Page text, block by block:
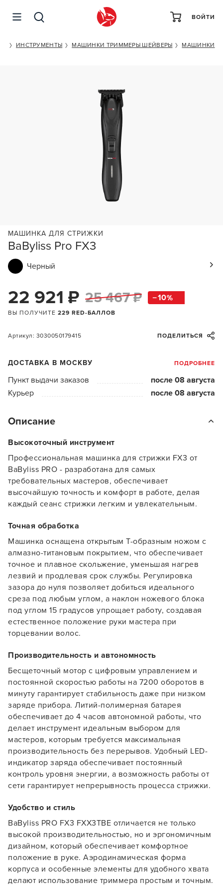
ВОЙТИ
ИНСТРУМЕНТЫ МАШИНКИ ТРИММЕРЫ ШЕЙВЕРЫ МАШИНКИ
BaByliss Pro FX3
МАШИНКА ДЛЯ СТРИЖКИ
Черный
22 921 ₽ 25 467 ₽ 10
ВЫ ПОЛУЧИТЕ 229 RED-БАЛЛОВ
Артикул: 3030050179415 ПОДЕЛИТЬСЯ
ДОСТАВКА В МОСКВУ ПОДРОБНЕЕ
Пункт выдачи заказов
после 08 августа
Курьер
после 08 августа
Описание
Высокоточный инструмент
Профессиональная машинка для стрижки FX3 от
BaByliss PRO - разработана для самых
требовательных мастеров, обеспечивает
высочайшую точность и комфорт в работе, делая
каждый сеанс стрижки легким и увлекательным.
Точная обработка
Машинка оснащена открытым T-образным ножом с
алмазно-титановым покрытием, что обеспечивает
точное и плавное скольжение, уменьшая нагрев
лезвий и продлевая срок службы. Регулировка
зазора до нуля позволяет добиться идеального
среза под любым углом, а наклон ножевого блока
под углом 15 градусов упрощает работу, создавая
естественное положение руки мастера при
торцевании волос.
Производительность и автономность
Бесщеточный мотор с цифровым управлением и
постоянной скоростью работы на 7200 оборотов в
минуту гарантирует стабильность даже при низком
заряде прибора. Литий-полимерная батарея
обеспечивает до 4 часов автономной работы, что
делает инструмент идеальным выбором для
мастеров, которым требуется максимальная
производительность без перерывов. Удобный LED-
индикатор заряда обеспечивает постоянный
контроль уровня энергии, а возможность работы от
сети гарантирует непрерывность процесса стрижки.
Удобство и стиль
BaByliss PRO FX3 FXX3TBE отличается не только
высокой производительностью, но и эргономичным
дизайном, который обеспечивает комфортное
положение в руке. Аэродинамическая форма
корпуса и особенные элементы для удобного хвата
делают использование триммера простым и точным.
Заяц–робот
В новом приложении RedHare Market для Android
смотреть товары и оформлять заказы — удобнее и
УСТАНОВИТЬ ИЗ GOOGLE PLAY
ПРОДОЛЖУ ЗДЕСЬ
BABYLISS PRO FX3